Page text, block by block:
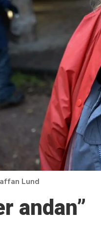
Lund
andan”